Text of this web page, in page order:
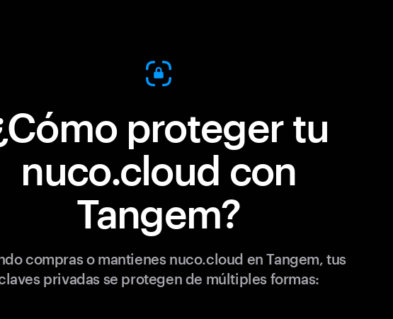
proteger tu
nuco.cloud con
Tangem?
compras o mantienes nuco.cloud en Tangem, tus
privadas se protegen de múltiples formas: